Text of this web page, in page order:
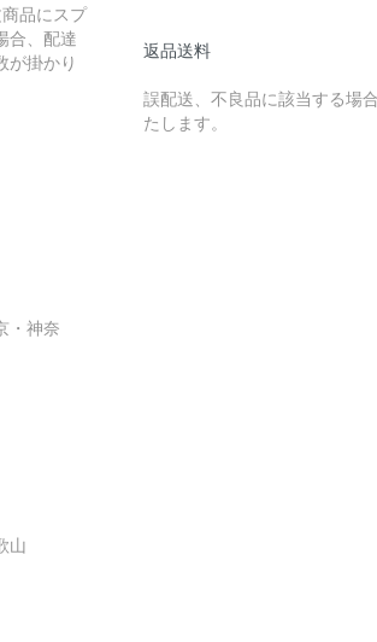
品にスプ
合、配達
が掛かり
・神奈
山
返品送料
誤配送、不良品に該当する場
たします。